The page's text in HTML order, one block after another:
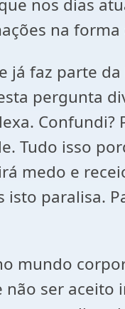
nos dias
na
já faz parte
pergunta
Confundi?
Tudo isso
medo e
paralisa.
mundo
ser aceito